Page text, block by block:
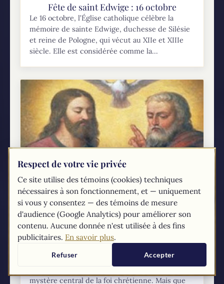
Fête de saint Edwige : 16 octobre
Le 16 octobre, l’Église catholique célèbre la
mémoire de sainte Edwige, duchesse de Silésie
et reine de Pologne, qui vécut au XIIe et XIIIe
siècle. Elle est considérée comme la...
12 choses à savoir et partager à propos de
L'Église enseigne que la Sainte Trinité est le
mystère central de la foi chrétienne. Mais que
Respect de votre vie privée
Ce site utilise des témoins (cookies) techniques
nécessaires à son fonctionnement, et — uniquement
si vous y consentez — des témoins de mesure
d'audience (Google Analytics) pour améliorer son
contenu. Aucune donnée n'est utilisée à des fins
publicitaires. En savoir plus.
Refuser Accepter